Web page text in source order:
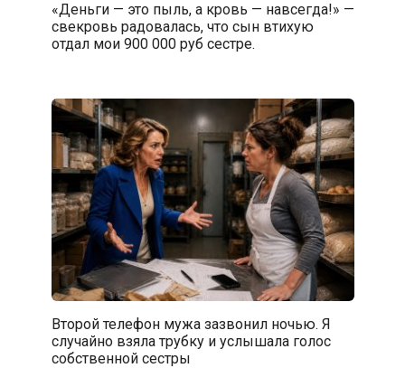
«Деньги — это пыль, а кровь — навсегда!» —
свекровь радовалась, что сын втихую
отдал мои 900 000 руб сестре.
Второй телефон мужа зазвонил ночью. Я
случайно взяла трубку и услышала голос
собственной сестры